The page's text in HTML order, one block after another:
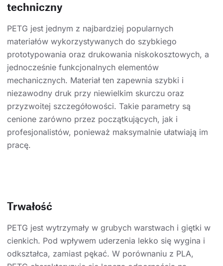
techniczny
PETG jest jednym z najbardziej popularnych
materiałów wykorzystywanych do szybkiego
prototypowania oraz drukowania niskokosztowych, a
jednocześnie funkcjonalnych elementów
mechanicznych. Materiał ten zapewnia szybki i
niezawodny druk przy niewielkim skurczu oraz
przyzwoitej szczegółowości. Takie parametry są
cenione zarówno przez początkujących, jak i
profesjonalistów, ponieważ maksymalnie ułatwiają im
pracę.
Trwałość
PETG jest wytrzymały w grubych warstwach i giętki w
cienkich. Pod wpływem uderzenia lekko się wygina i
odkształca, zamiast pękać. W porównaniu z PLA,